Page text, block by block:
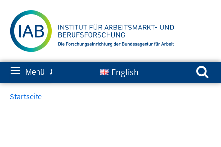
zum
Inhalt
≡ Menü ✘ English
Suchen nach:
Startseite